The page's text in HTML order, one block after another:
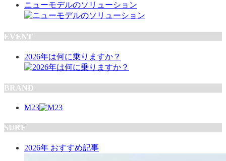
ニューモデルのソリューション
EVENT
2026年は何に乗りますか？
BRAND
M23
SURF
2026年 おすすめ記事